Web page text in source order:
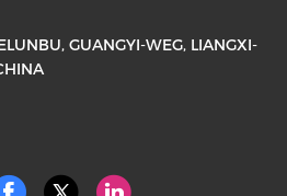
GUANGYI-WEG, LIANGXI-